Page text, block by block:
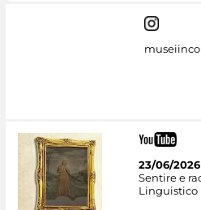
23/06/2026
Sentire e
Linguistico